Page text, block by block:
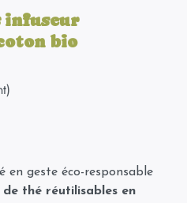
infuseur
bio
en geste éco-responsable
de thé réutilisables en